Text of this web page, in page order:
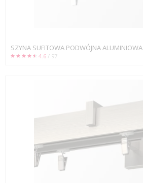
SZYNA SUFITOWA PODWÓJNA ALUMINIOWA
4.6 / 97